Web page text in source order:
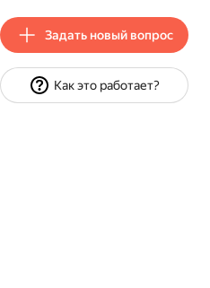
Задать новый вопрос
Как это работает?